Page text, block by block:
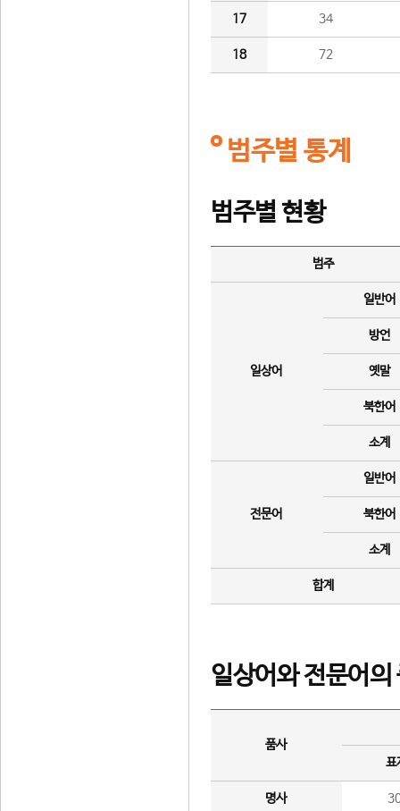
17 34
18 72
범주별 통계
범주별 현황
범주
일상어
일반어
방언
옛말
북한어
소계
전문어
일반어
북한어
소계
합계
일상어와 전문어의
품사
표
명사